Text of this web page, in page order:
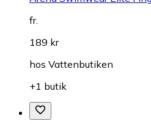
fr.
189 kr
hos Vattenbutiken
+1 butik